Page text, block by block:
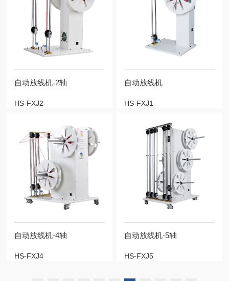
自动放线机-2轴
HS-FXJ2
自动放线机
HS-FXJ1
自动放线机-4轴
HS-FXJ4
自动放线机-5轴
HS-FXJ5